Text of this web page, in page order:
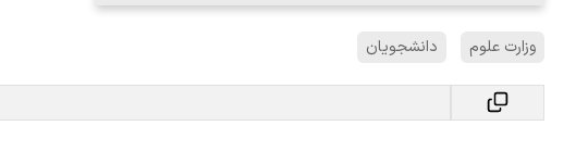
وزارت علوم دانشجویان